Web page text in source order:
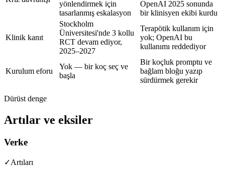
yönlendirmek için
tasarlanmış eskalasyon
OpenAI 2025 sonunda
bir klinisyen ekibi kurdu
Klinik kanıt
Stockholm
Üniversitesi'nde 3 kollu
RCT devam ediyor,
2025–2027
Terapötik kullanım için
yok; OpenAI bu
kullanımı reddediyor
Kurulum eforu
Yok — bir koç seç ve
başla
Bir koçluk promptu ve
bağlam bloğu yazıp
sürdürmek gerekir
Dürüst denge
Artılar ve eksiler
Verke
✓Artıları